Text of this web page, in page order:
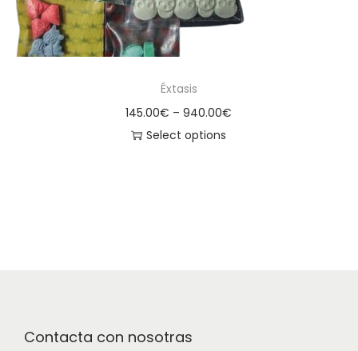
Éxtasis
145.00€ – 940.00€
Select options
Contacta con nosotras